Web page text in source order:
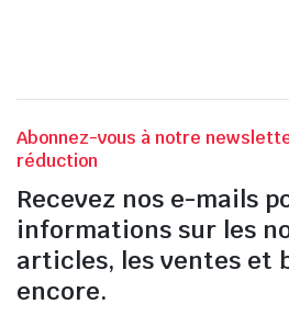
Abonnez-vous à notre
réduction
Recevez nos e-mails
informations sur les
articles, les ventes et
encore.